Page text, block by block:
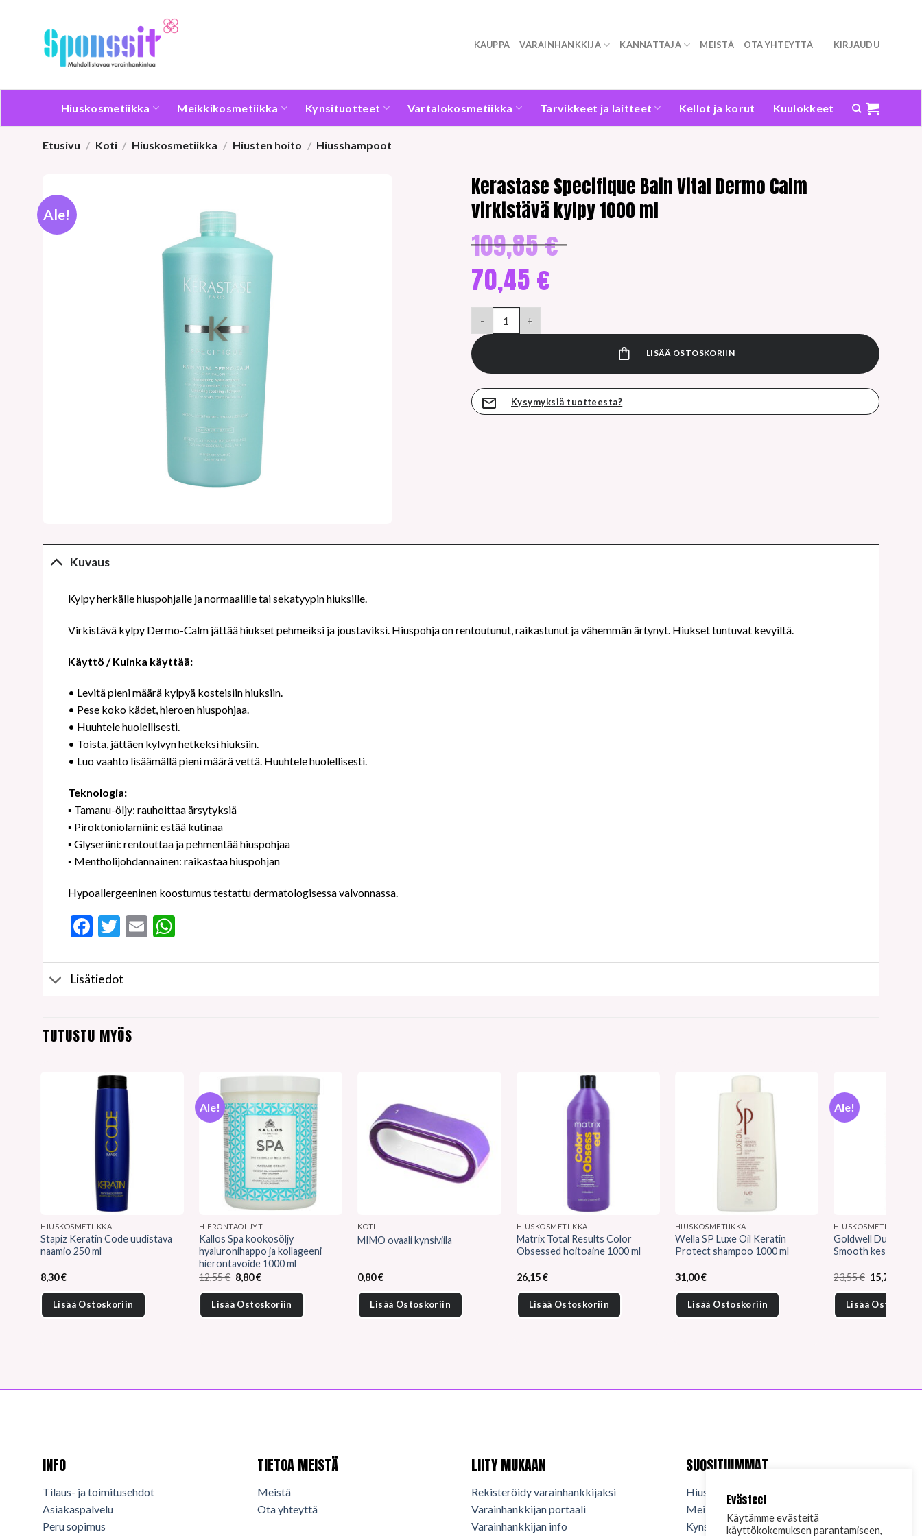
KAUPPA VARAINHANKKIJA KANNATTAJA MEISTÄ OTA YHTEYTTÄ KIRJAUDU
Hiuskosmetiikka Meikkikosmetiikka Kynsituotteet Vartalokosmetiikka Tarvikkeet ja laitteet Kellot ja korut Kuulokkeet
Etusivu / Koti / Hiuskosmetiikka / Hiusten hoito / Hiusshampoot
Ale!
Kerastase Specifique Bain Vital Dermo Calm
virkistävä kylpy 1000 ml
109,85€ hinta
70,45 €
hinta
on:
70,45 €.
LISÄÄ OSTOSKORIIN
Kysymyksiä tuotteesta?
Kuvaus
Kylpy herkälle hiuspohjalle ja normaalille tai sekatyypin hiuksille.
Virkistävä kylpy Dermo-Calm jättää hiukset pehmeiksi ja joustaviksi. Hiuspohja on rentoutunut, raikastunut ja vähemmän ärtynyt. Hiukset tuntuvat kevyiltä.
Käyttö / Kuinka käyttää:
• Levitä pieni määrä kylpyä kosteisiin hiuksiin.
• Pese koko kädet, hieroen hiuspohjaa.
• Huuhtele huolellisesti.
• Toista, jättäen kylvyn hetkeksi hiuksiin.
• Luo vaahto lisäämällä pieni määrä vettä. Huuhtele huolellisesti.
Teknologia:
▪ Tamanu-öljy: rauhoittaa ärsytyksiä
▪ Piroktoniolamiini: estää kutinaa
▪ Glyseriini: rentouttaa ja pehmentää hiuspohjaa
▪ Mentholijohdannainen: raikastaa hiuspohjan
Hypoallergeeninen koostumus testattu dermatologisessa valvonnassa.
Facebook
Twitter
EmailWhatsApp
Lisätiedot
TUTUSTU MYÖS
HIUSKOSMETIIKKA
Stapiz Keratin Code uudistava
naamio 250 ml
8,30€
Lisää Ostoskoriin
Ale!
HIERONTAÖLJYT
Kallos Spa kookosöljy
hyaluronihappo ja kollageeni
hierontavoide 1000 ml
12,55€ Alkuperäinen
hinta
oli:
12,55 €.
8,80€Nykyinen
on:
8,80 €.
Lisää Ostoskoriin
KOTI
MIMO ovaali kynsiviila
0,80€
Lisää Ostoskoriin
HIUSKOSMETIIKKA
Matrix Total Results Color
Obsessed hoitoaine 1000 ml
26,15€
Lisää Ostoskoriin
HIUSKOSMETIIKKA
Wella SP Luxe Oil Keratin
Protect shampoo 1000 ml
31,00€
Lisää Ostoskoriin
Ale!
HIUSKOSMETIIKKA
Goldwell
Smooth kesyttävä
23,55€
hinta
oli:
23,55 €.
15,70
Lisää
INFO
Tilaus- ja toimitusehdot
Asiakaspalvelu
Peru sopimus
TIETOA MEISTÄ
Meistä
Ota yhteyttä
LIITY MUKAAN
Rekisteröidy varainhankkijaksi
Varainhankkijan portaali
Varainhankkijan info
SUOSITUIMMAT
Hiuskosmetiikka
Meikkikosmetiikka
Kynsituotteet
Evästeet
Käytämme evästeitä
käyttökokemuksen parantamiseen,